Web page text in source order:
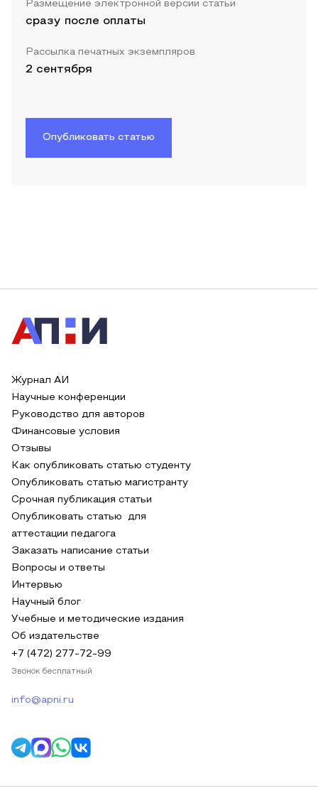
Размещение электронной версии статьи
сразу после оплаты
Рассылка печатных экземпляров
2 сентября
Опубликовать статью
Журнал АИ
Научные конференции
Руководство для авторов
Финансовые условия
Отзывы
Как опубликовать статью студенту
Опубликовать статью магистранту
Срочная публикация статьи
Опубликовать статью для
аттестации педагога
Заказать написание статьи
Вопросы и ответы
Интервью
Научный блог
Учебные и методические издания
Об издательстве
+7 (472) 277-72-99
Звонок бесплатный
info@apni.ru